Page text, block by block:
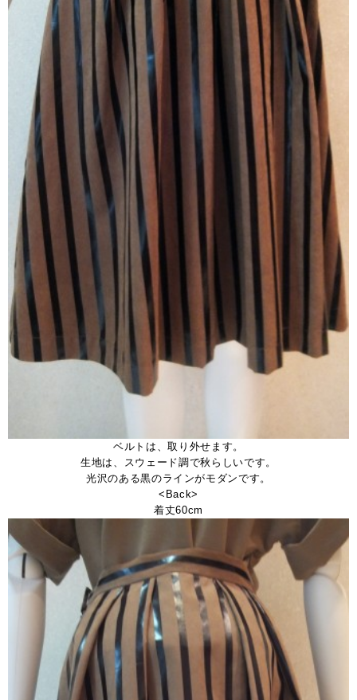
ベルトは、取り外せます。
生地は、スウェード調で秋らしいです。
光沢のある黒のラインがモダンです。
<Back>
着丈60cm